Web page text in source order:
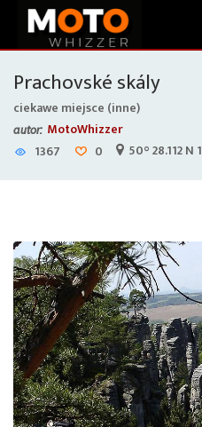
Prachovské skály
ciekawe miejsce (inne)
autor: MotoWhizzer
1367
0 50° 28.112 N